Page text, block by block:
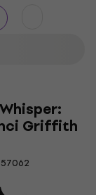
Griffith